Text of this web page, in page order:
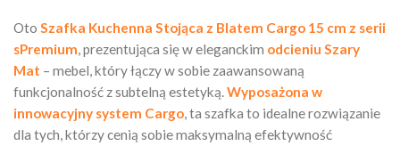
Oto Szafka Kuchenna Stojąca z Blatem Cargo 15 cm z serii
sPremium , prezentująca się w eleganckim odcieniu Szary
Mat – mebel, który łączy w sobie zaawansowaną
funkcjonalność z subtelną estetyką. Wyposażona w
innowacyjny system Cargo , ta szafka to idealne rozwiązanie
dla tych, którzy cenią sobie maksymalną efektywność